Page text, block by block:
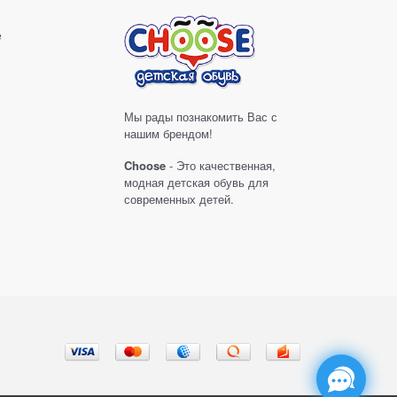
Мы рады познакомить Вас с
нашим брендом!
Choose - Это качественная,
модная детская обувь для
современных детей.